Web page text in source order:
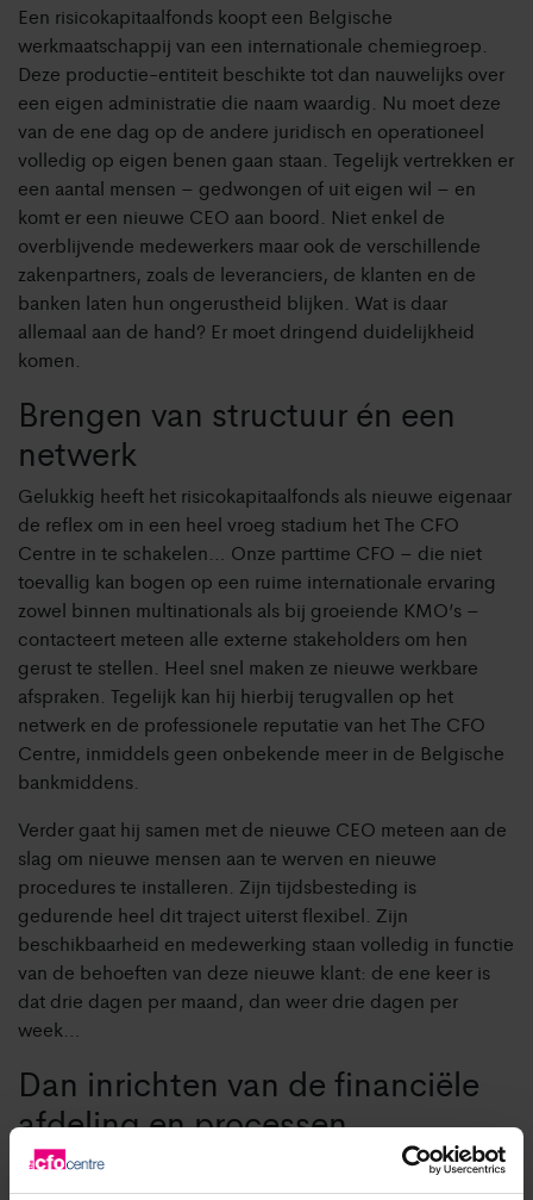
Een risicokapitaalfonds koopt een Belgische
werkmaatschappij van een internationale chemiegroep.
Deze productie-entiteit beschikte tot dan nauwelijks over
een eigen administratie die naam waardig. Nu moet deze
van de ene dag op de andere juridisch en operationeel
volledig op eigen benen gaan staan. Tegelijk vertrekken er
een aantal mensen – gedwongen of uit eigen wil – en
komt er een nieuwe CEO aan boord. Niet enkel de
overblijvende medewerkers maar ook de verschillende
zakenpartners, zoals de leveranciers, de klanten en de
banken laten hun ongerustheid blijken. Wat is daar
allemaal aan de hand? Er moet dringend duidelijkheid
komen.
Brengen van structuur én een
netwerk
Gelukkig heeft het risicokapitaalfonds als nieuwe eigenaar
de reflex om in een heel vroeg stadium het The CFO
Centre in te schakelen… Onze parttime CFO – die niet
toevallig kan bogen op een ruime internationale ervaring
zowel binnen multinationals als bij groeiende KMO’s –
contacteert meteen alle externe stakeholders om hen
gerust te stellen. Heel snel maken ze nieuwe werkbare
afspraken. Tegelijk kan hij hierbij terugvallen op het
netwerk en de professionele reputatie van het The CFO
Centre, inmiddels geen onbekende meer in de Belgische
bankmiddens.
Verder gaat hij samen met de nieuwe CEO meteen aan de
slag om nieuwe mensen aan te werven en nieuwe
procedures te installeren. Zijn tijdsbesteding is
gedurende heel dit traject uiterst flexibel. Zijn
beschikbaarheid en medewerking staan volledig in functie
van de behoeften van deze nieuwe klant: de ene keer is
dat drie dagen per maand, dan weer drie dagen per
week…
Dan inrichten van de financiële
afdeling en processen
De CFO werft ook een drietal mensen aan voor de opstart
van een eigen financiële afdeling. Een van hen wordt